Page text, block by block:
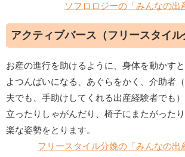
ソフロロジーの「みんなの出
アクティブバース（フリースタイル
お産の進行を助けるように、身体を動かすと
よつんばいになる、あぐらをかく、介助者（
夫でも、手助けしてくれる出産経験者でも）
立ったりしゃがんだり、椅子にまたがった
楽な姿勢をとります。
フリースタイル分娩の「みんなの出